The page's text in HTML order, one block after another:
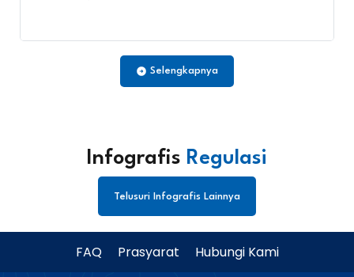
Selengkapnya
Infografis Regulasi
Telusuri Infografis Lainnya
FAQ Prasyarat Hubungi Kami